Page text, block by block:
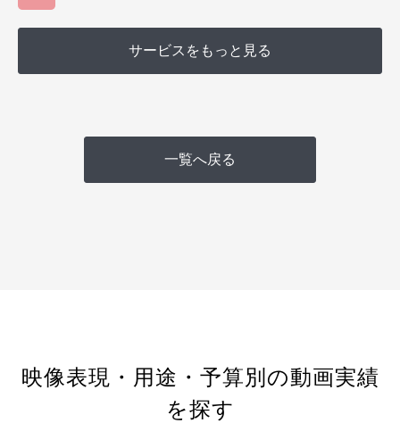
サービスをもっと見る
一覧へ戻る
映像表現・用途・予算別の動画実績
を探す